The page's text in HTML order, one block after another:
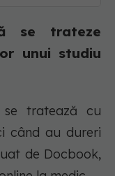
se trateze
unui studiu
se tratează cu
când au dureri
de Docbook,